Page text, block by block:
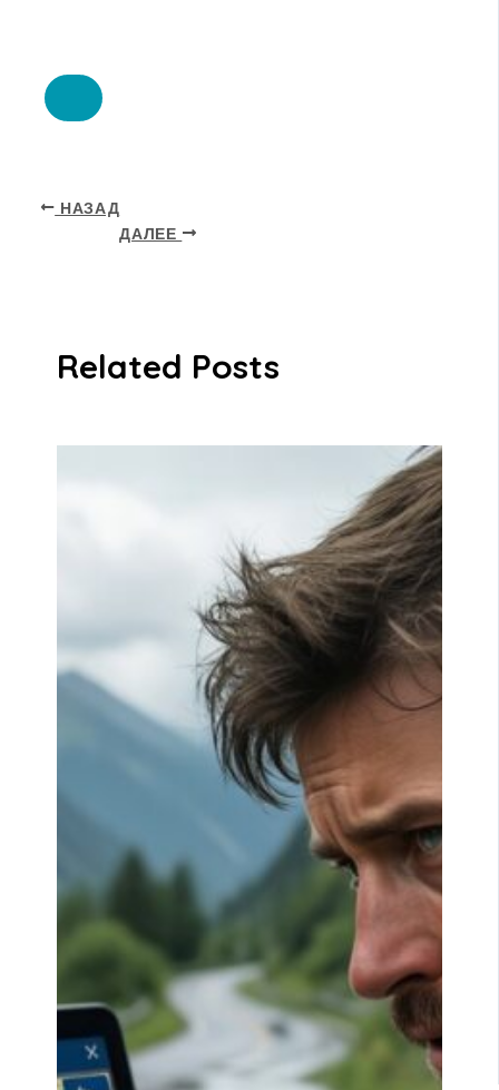
НАЗАД
ДАЛЕЕ
Related Posts